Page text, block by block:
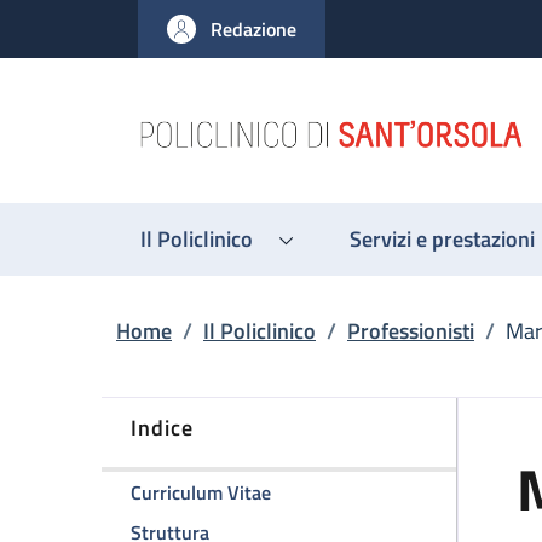
al contenuto principale
to footer content
Redazione
Il Policlinico Servizi e prestazioni
Briciole di pane
Home / Il Policlinico / Professionisti /
Indice
Curriculum Vitaedella pagina Marialucia Castelli
Strutturadella pagina Marialucia Castelli